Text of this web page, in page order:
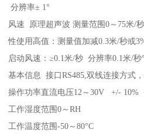
分辨率± 1°
风速 原理超声波 测量范围0～75米/秒
性使用高值：测量值加减0.3米/秒或
启动风速：≥0.1米/秒 分辨率0.1米/秒°
基本信息 接口RS485,双线连接方式
操作功率直流电压12～30V +/- 10%
工作湿度范围0～RH
工作温度范围-50～80°C